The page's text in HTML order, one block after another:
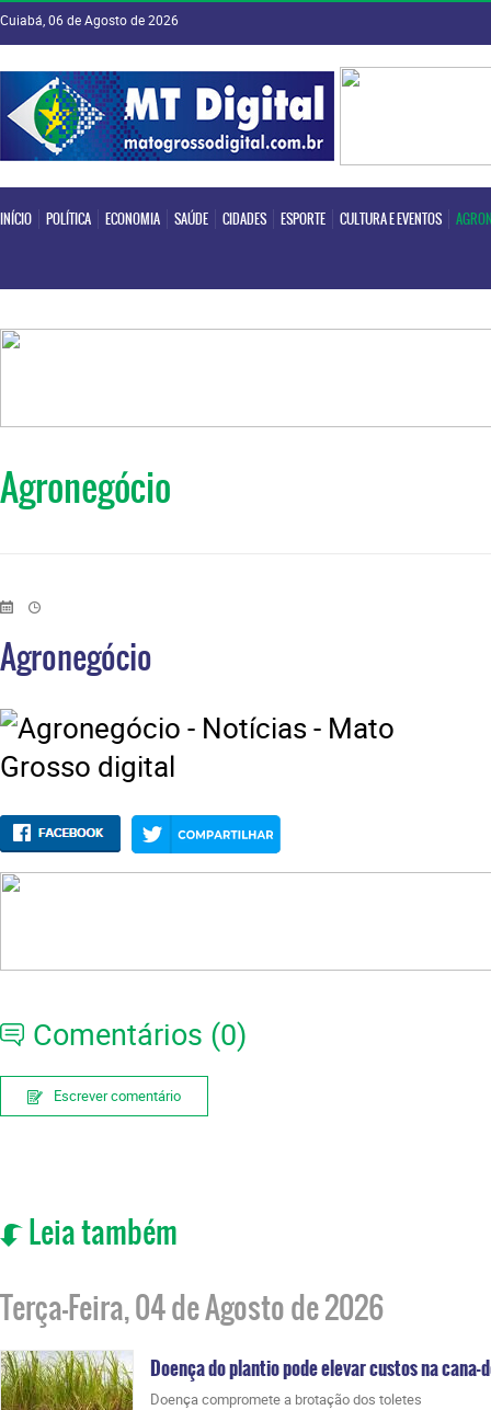
Cuiabá, 06 de Agosto de 2026
INÍCIO POLÍTICA ECONOMIA SAÚDE CIDADES ESPORTE CULTURA E EVENTOS
INÍCIO POLÍTICA ECONOMIA SAÚDE
Agronegócio
Agronegócio
Comentários (0)
Escrever comentário
Leia também
Terça-Feira, 04 de Agosto de 2026
Doença do plantio pode elevar custos na cana-
Doença compromete a brotação dos toletes